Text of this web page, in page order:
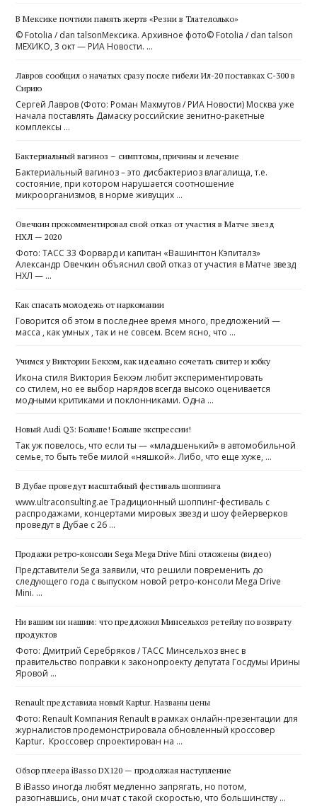
В Мексике почтили память жертв «Резни в Тлателолько»
© Fotolia / dan talsonМексика. Архивное фото© Fotolia / dan talson
МЕХИКО, 3 окт — РИА Новости. …
Лавров сообщил о начатых сразу после гибели Ил-20 поставках С-300 в
Сирию
Сергей Лавров (Фото: Роман Махмутов / РИА Новости) Москва уже
начала поставлять Дамаску российские зенитно-ракетные
комплексы …
Бактериальный вагиноз – симптомы, причины и лечение
Бактериальный вагиноз – это дисбактериоз влагалища, т.е.
состояние, при котором нарушается соотношение
микроорганизмов, в норме живущих …
Овечкин прокомментировал свой отказ от участия в Матче звезд
НХЛ — 2020
Фото: ТАСС 33 Форвард и капитан «Вашингтон Кэпиталз»
Александр Овечкин объяснил свой отказ от участия в Матче звезд
НХЛ — …
Как спасать молодежь от наркомании
Говорится об этом в последнее время много, предложений —
масса , как умных , так и не совсем. Всем ясно, что …
Учимся у Виктории Бекхэм, как идеально сочетать свитер и юбку
Икона стиля Виктория Бекхэм любит экспериментировать
со стилем, но ее выбор нарядов всегда высоко оценивается
модными критиками и поклонниками. Одна …
Новый Audi Q3: Больше! Больше экспрессии!
Так уж повелось, что если ты — «младшенький» в автомобильной
семье, то быть тебе милой «няшкой». Либо, что еще хуже, …
В Дубае проведут масштабный фестиваль шоппинга
www.ultraconsulting.ae Традиционный шоппинг-фестиваль с
распродажами, концертами мировых звезд и шоу фейерверков
проведут в Дубае с 26 …
Продажи ретро-консоли Sega Mega Drive Mini отложены (видео)
Представители Sega заявили, что решили повременить до
следующего года с выпуском новой ретро-консоли Mega Drive
Mini. …
Ни вашим ни нашим: что предложил Минсельхоз ретейлу по возврату
продуктов
Фото: Дмитрий Серебряков / ТАСС Минсельхоз внес в
правительство поправки к законопроекту депутата Госдумы Ирины
Яровой …
Renault представила новый Kaptur. Названы цены
Фото: Renault Компания Renault в рамках онлайн-презентации для
журналистов продемонстрировала обновленный кроссовер
Kaptur. Кроссовер спроектирован на …
Обзор плеера iBasso DX120 — продолжая наступление
В iBasso иногда любят медленно запрягать, но потом,
разогнавшись, они мчат с такой скоростью, что большинству …